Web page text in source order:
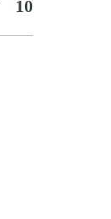
10